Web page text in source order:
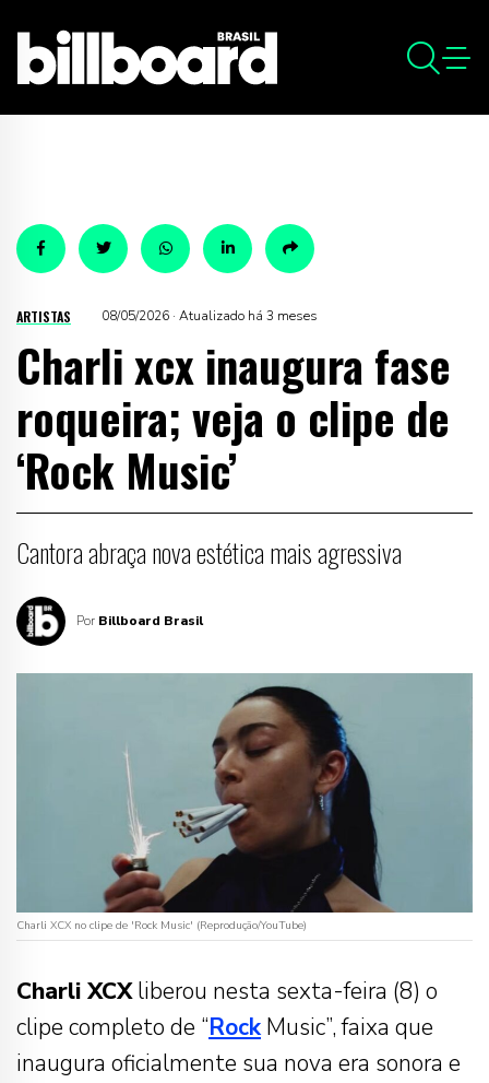
ARTISTAS 08/05/2026 · Atualizado há 3 meses
Charli xcx inaugura fase
roqueira; veja o clipe de
‘Rock Music’
Cantora abraça nova estética mais agressiva
Por Billboard Brasil
Charli XCX no clipe de 'Rock Music' (Reprodução/YouTube)
Charli XCXliberou nesta sexta-feira (8) o
clipe completo de “RockMusic”, faixa que
inaugura oficialmente sua nova era sonora e